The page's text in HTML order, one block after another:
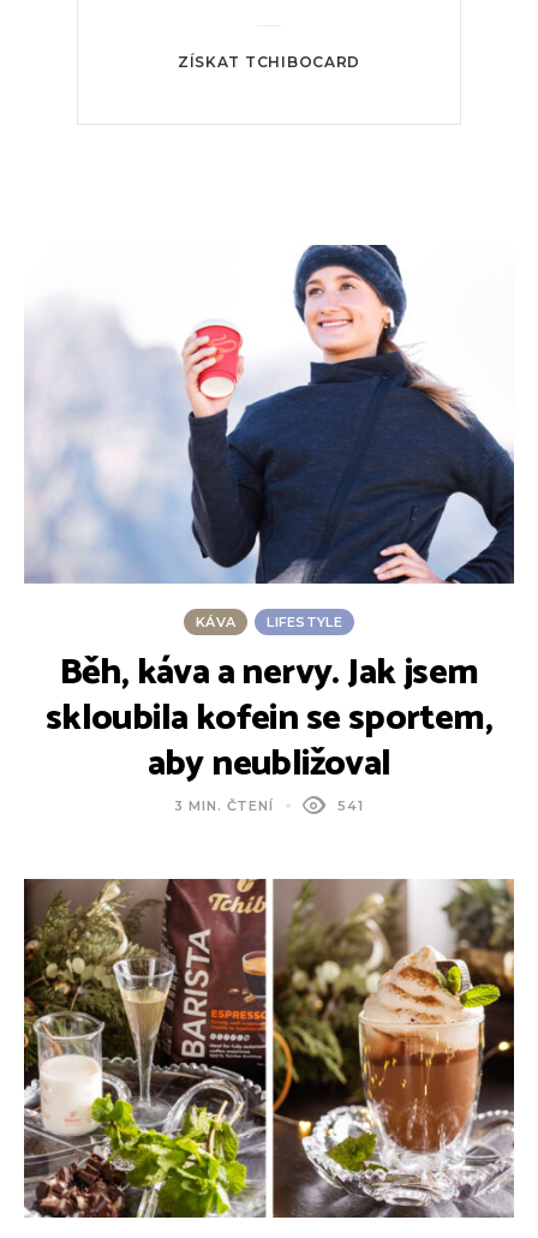
ZÍSKAT TCHIBOCARD
KÁVA LIFESTYLE
Běh, káva a nervy. Jak jsem
skloubila kofein se sportem,
aby neubližoval
3 MIN. ČTENÍ 541